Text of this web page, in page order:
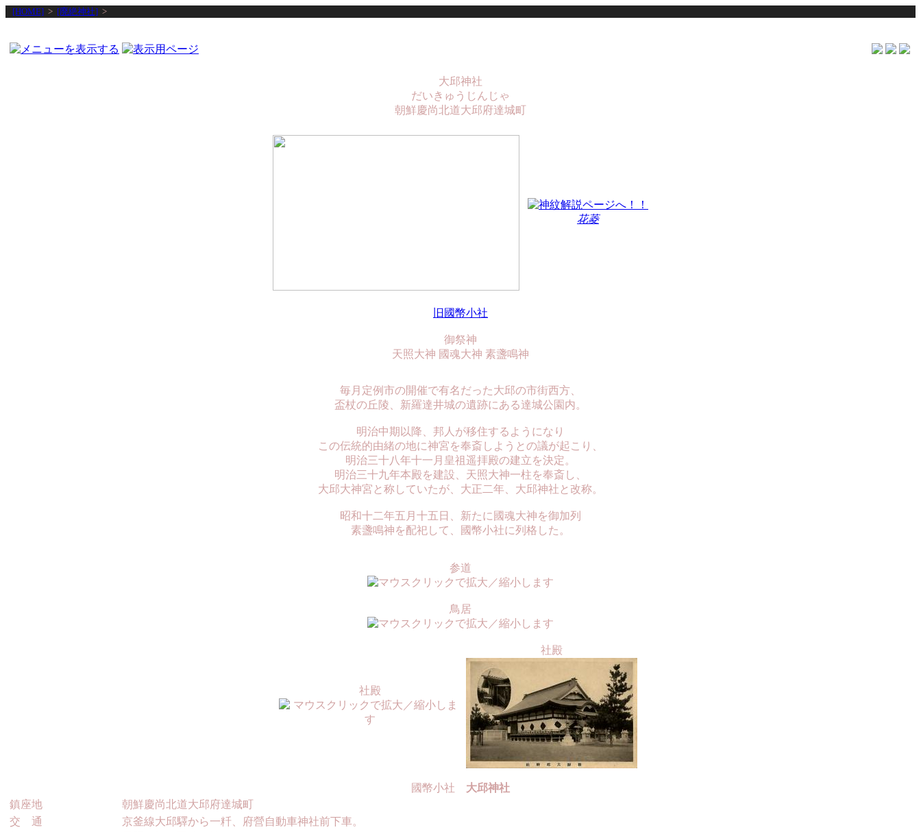
[HOME] > [廃絶神社] >
大邱神社
だいきゅうじんじゃ
朝鮮慶尚北道大邱府達城町
花菱
旧國幣小社
御祭神
天照大神 國魂大神 素盞鳴神
毎月定例市の開催で有名だった大邱の市街西方、
盃杖の丘陵、新羅達井城の遺跡にある達城公園内。
明治中期以降、邦人が移住するようになり
この伝統的由緒の地に神宮を奉斎しようとの議が起こり、
明治三十八年十一月皇祖遥拝殿の建立を決定。
明治三十九年本殿を建設、天照大神一柱を奉斎し、
大邱大神宮と称していたが、大正二年、大邱神社と改称。
昭和十二年五月十五日、新たに國魂大神を御加列
素盞鳴神を配祀して、國幣小社に列格した。
参道
鳥居
社殿
社殿
國幣小社 大邱神社
鎮座地
朝鮮慶尚北道大邱府達城町
交 通
京釜線大邱驛から一粁、府營自動車神社前下車。